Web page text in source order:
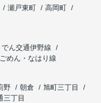
瀬戸東町
高岡町
でん交通伊野線
めん・なはり線
野 朝倉
旭町三丁目
三丁目